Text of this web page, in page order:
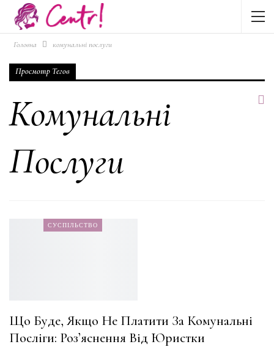
Головна комунальні послуги
Просмотр Тегов
Комунальні
Послуги
СУСПІЛЬСТВО
Що Буде, Якщо Не Платити За Комунальні
Посліги: Роз’яснення Від Юристки